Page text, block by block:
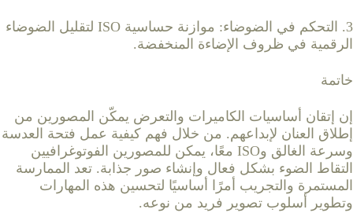
3. التحكم في الضوضاء: موازنة حساسية ISO لتقليل الضوضاء
الرقمية في ظروف الإضاءة المنخفضة.
خاتمة
إن إتقان أساسيات الكاميرات والتعرض يمكّن المصورين من
إطلاق العنان لإبداعهم. من خلال فهم كيفية عمل فتحة العدسة
وسرعة الغالق وISO معًا، يمكن للمصورين الفوتوغرافيين
التقاط الضوء بشكل فعال وإنشاء صور جذابة. تعد الممارسة
المستمرة والتجريب أمرًا أساسيًا لتحسين هذه المهارات
وتطوير أسلوب تصوير فريد من نوعه.